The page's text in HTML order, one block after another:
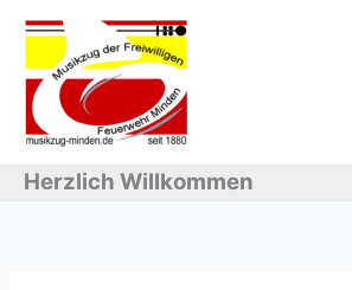
Inhalt
springen
Herzlich Willkommen